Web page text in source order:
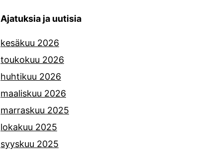
Ajatuksia ja uutisia
kesäkuu 2026
toukokuu 2026
huhtikuu 2026
maaliskuu 2026
marraskuu 2025
lokakuu 2025
syyskuu 2025